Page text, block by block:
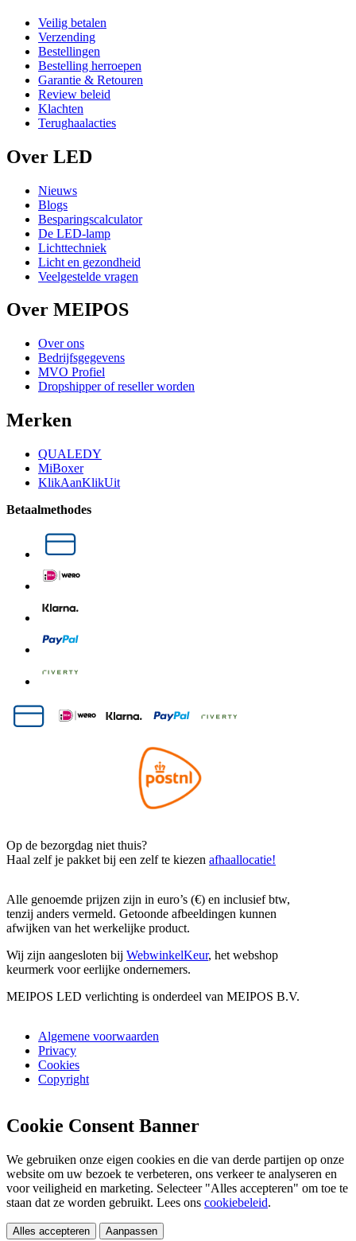
Veilig betalen
Verzending
Bestellingen
Bestelling herroepen
Garantie & Retouren
Review beleid
Klachten
Terughaalacties
Over LED
Nieuws
Blogs
Besparingscalculator
De LED-lamp
Lichttechniek
Licht en gezondheid
Veelgestelde vragen
Over MEIPOS
Over ons
Bedrijfsgegevens
MVO Profiel
Dropshipper of reseller worden
Merken
QUALEDY
MiBoxer
KlikAanKlikUit
Betaalmethodes
Op de bezorgdag niet thuis?
Haal zelf je pakket bij een zelf te kiezen afhaallocatie!
Alle genoemde prijzen zijn in euro’s (€) en inclusief btw,
tenzij anders vermeld. Getoonde afbeeldingen kunnen
afwijken van het werkelijke product.
Wij zijn aangesloten bij WebwinkelKeur, het webshop
keurmerk voor eerlijke ondernemers.
MEIPOS LED verlichting is onderdeel van MEIPOS B.V.
Algemene voorwaarden
Privacy
Cookies
Copyright
Cookie Consent Banner
We gebruiken onze eigen cookies en die van derde partijen op onze
website om uw bezoek te verbeteren, ons verkeer te analyseren en
voor veiligheid en marketing. Selecteer "Alles accepteren" om toe te
staan dat ze worden gebruikt. Lees ons cookiebeleid.
Alles accepteren Aanpassen